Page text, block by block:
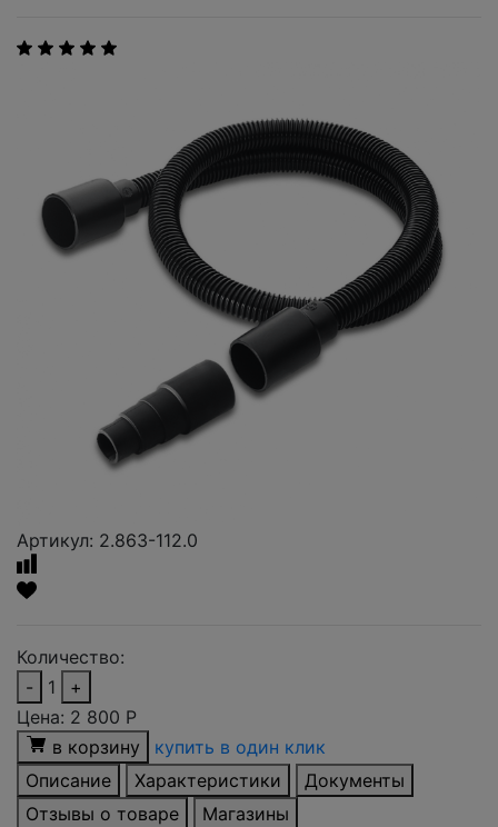
Артикул: 2.863-112.0
Количество:
-
1
+
Цена: 2 800 Р
в корзину
купить в один клик
Описание
Характеристики
Документы
Отзывы о товаре
Магазины